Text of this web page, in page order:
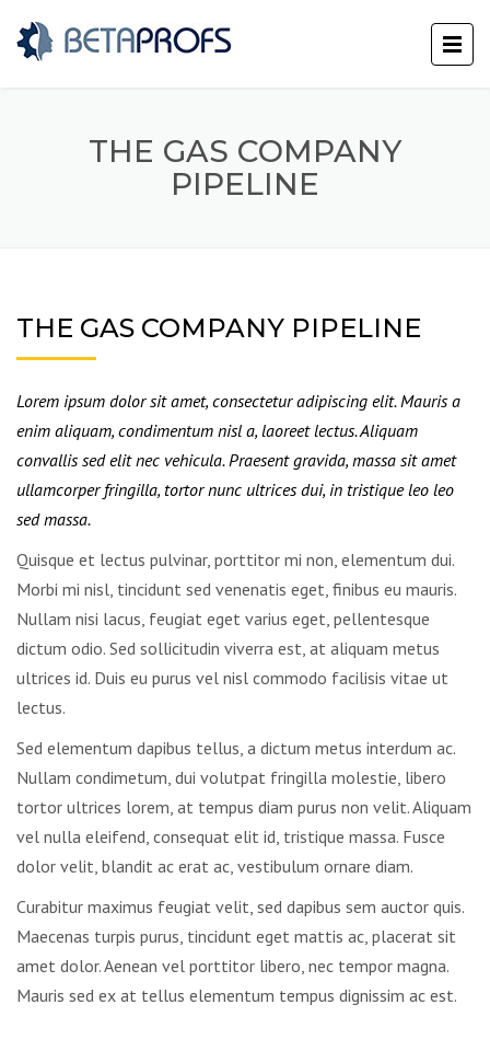
THE GAS COMPANY
PIPELINE
THE GAS COMPANY PIPELINE
Lorem ipsum dolor sit amet, consectetur adipiscing elit. Mauris a
enim aliquam, condimentum nisl a, laoreet lectus. Aliquam
convallis sed elit nec vehicula. Praesent gravida, massa sit amet
ullamcorper fringilla, tortor nunc ultrices dui, in tristique leo leo
sed massa.
Quisque et lectus pulvinar, porttitor mi non, elementum dui.
Morbi mi nisl, tincidunt sed venenatis eget, finibus eu mauris.
Nullam nisi lacus, feugiat eget varius eget, pellentesque
dictum odio. Sed sollicitudin viverra est, at aliquam metus
ultrices id. Duis eu purus vel nisl commodo facilisis vitae ut
lectus.
Sed elementum dapibus tellus, a dictum metus interdum ac.
Nullam condimetum, dui volutpat fringilla molestie, libero
tortor ultrices lorem, at tempus diam purus non velit. Aliquam
vel nulla eleifend, consequat elit id, tristique massa. Fusce
dolor velit, blandit ac erat ac, vestibulum ornare diam.
Curabitur maximus feugiat velit, sed dapibus sem auctor quis.
Maecenas turpis purus, tincidunt eget mattis ac, placerat sit
amet dolor. Aenean vel porttitor libero, nec tempor magna.
Mauris sed ex at tellus elementum tempus dignissim ac est.